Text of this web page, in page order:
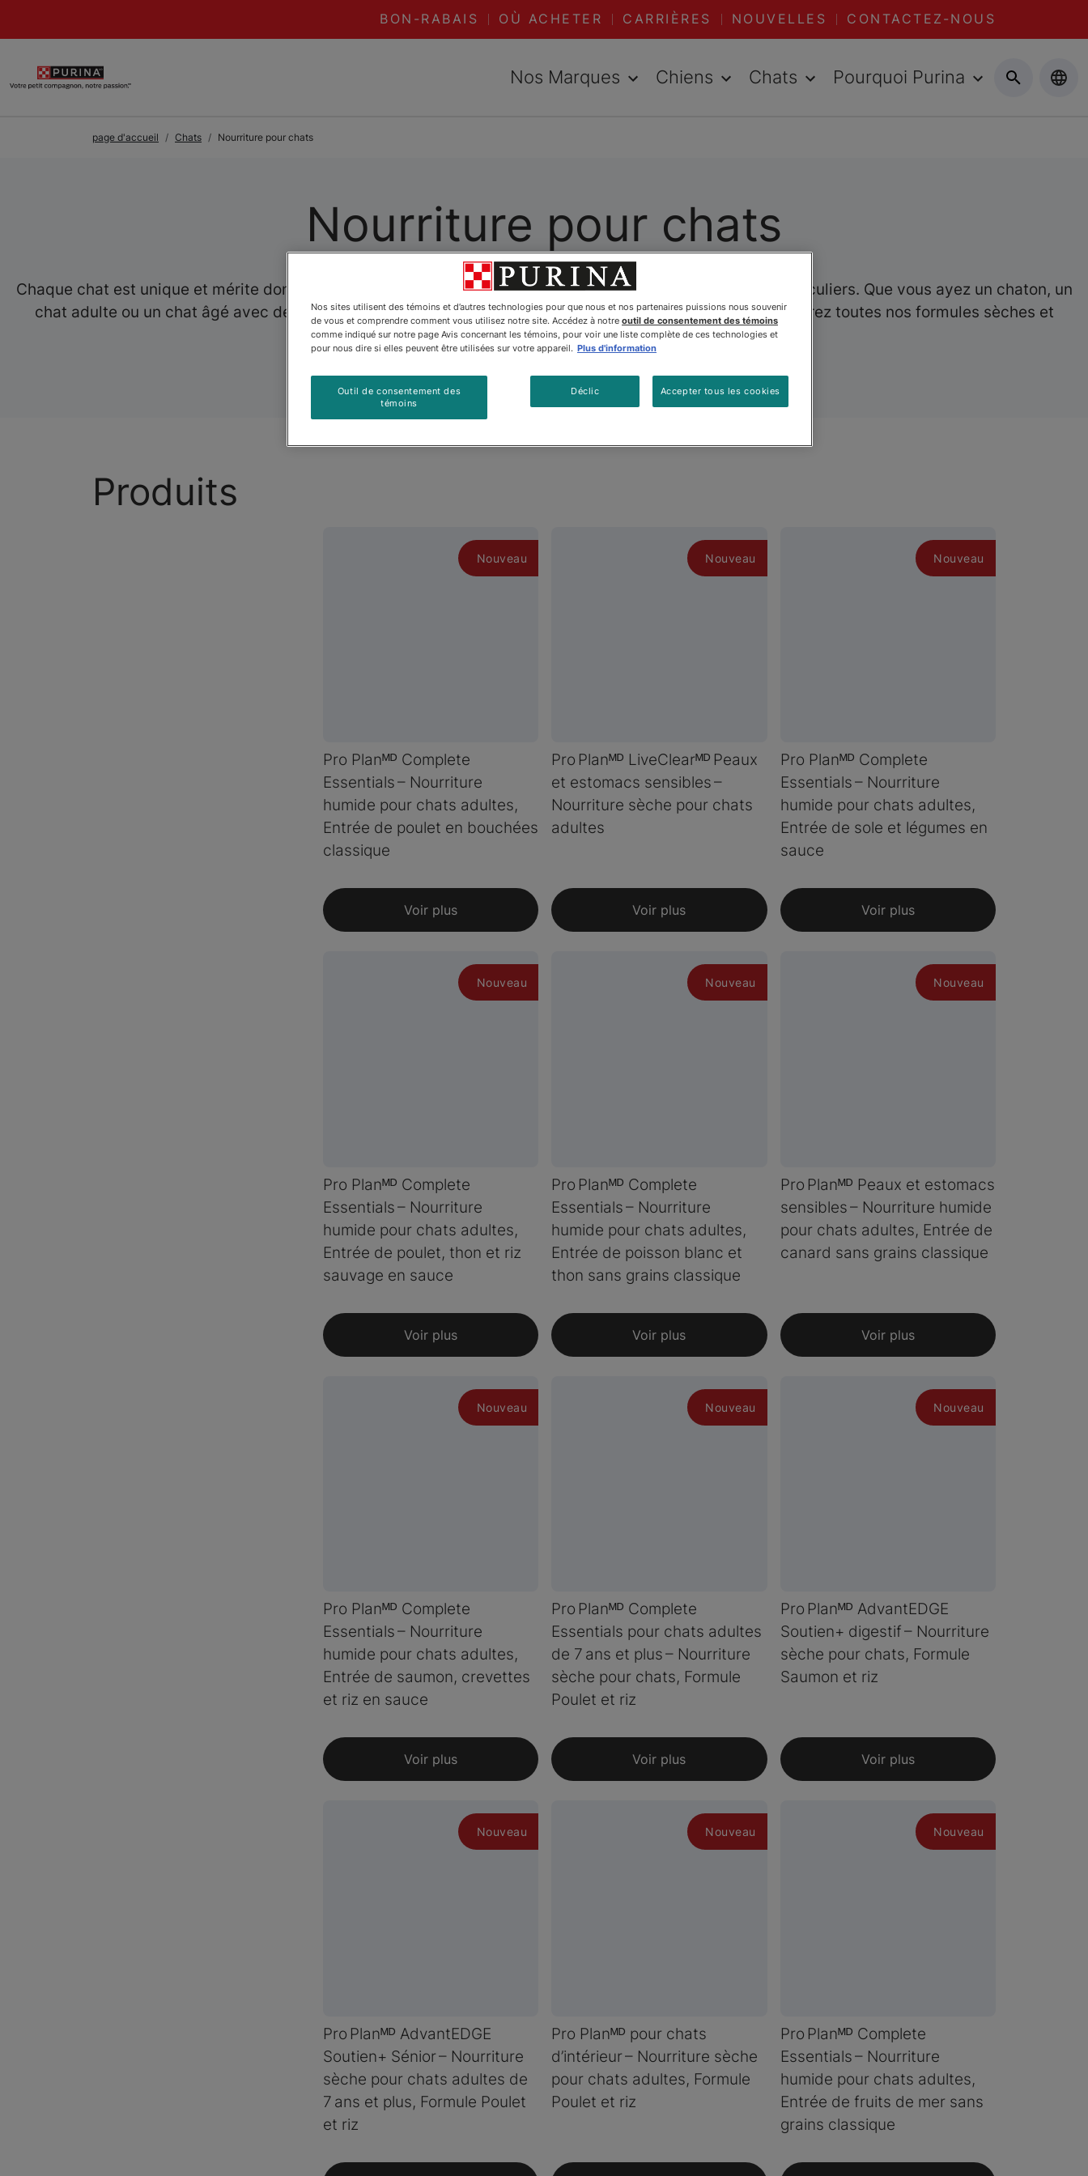
BON-RABAIS OÙ ACHETER CARRIÈRES NOUVELLES CONTACTEZ-NOUS
Nos Marques Chiens Chats Pourquoi Purina
page d'accueil Chats Nourriture pour chats
Nourriture pour chats
Chaque chat est unique et mérite donc une nourriture spécialement formulée pour combler ses besoins particuliers. Que vous ayez un chaton, un
chat adulte ou un chat âgé avec des préférences particulières, Purina a le produit idéal pour vous. Découvrez toutes nos formules sèches et
humides pour chats ci-dessous.
Produits
Nouveau
Pro Planᴹᴰ Complete
Essentials – Nourriture
humide pour chats adultes,
Entrée de poulet en bouchées
classique
Voir plus
Nouveau
Pro Planᴹᴰ LiveClearᴹᴰ Peaux
et estomacs sensibles –
Nourriture sèche pour chats
adultes
Voir plus
Nouveau
Pro Planᴹᴰ Complete
Essentials – Nourriture
humide pour chats adultes,
Entrée de sole et légumes en
sauce
Voir plus
Nouveau
Pro Planᴹᴰ Complete
Essentials – Nourriture
humide pour chats adultes,
Entrée de poulet, thon et riz
sauvage en sauce
Voir plus
Nouveau
Pro Planᴹᴰ Complete
Essentials – Nourriture
humide pour chats adultes,
Entrée de poisson blanc et
thon sans grains classique
Voir plus
Nouveau
Pro Planᴹᴰ Peaux et estomacs
sensibles – Nourriture humide
pour chats adultes, Entrée de
canard sans grains classique
Voir plus
Nouveau
Pro Planᴹᴰ Complete
Essentials – Nourriture
humide pour chats adultes,
Entrée de saumon, crevettes
et riz en sauce
Voir plus
Nouveau
Pro Planᴹᴰ Complete
Essentials pour chats adultes
de 7 ans et plus – Nourriture
sèche pour chats, Formule
Poulet et riz
Voir plus
Nouveau
Pro Planᴹᴰ AdvantEDGE
Soutien+ digestif – Nourriture
sèche pour chats, Formule
Saumon et riz
Voir plus
Nouveau
Pro Planᴹᴰ AdvantEDGE
Soutien+ Sénior – Nourriture
sèche pour chats adultes de
7 ans et plus, Formule Poulet
et riz
Nouveau
Pro Planᴹᴰ pour chats
d’intérieur – Nourriture sèche
pour chats adultes, Formule
Poulet et riz
Nouveau
Pro Planᴹᴰ Complete
Essentials – Nourriture
humide pour chats adultes,
Entrée de fruits de mer sans
grains classique
Nos sites utilisent des témoins et d’autres technologies pour que nous et nos partenaires puissions nous souvenir
de vous et comprendre comment vous utilisez notre site. Accédez à notre outil de consentement des témoins
comme indiqué sur notre page Avis concernant les témoins, pour voir une liste complète de ces technologies et
pour nous dire si elles peuvent être utilisées sur votre appareil. Plus d'information
Déclic Accepter tous les cookies
Outil de consentement des
témoins